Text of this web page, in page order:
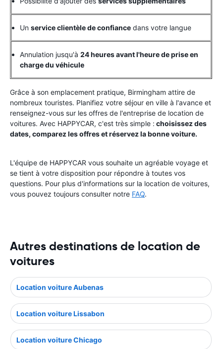
Un service clientèle de confiance dans votre langue
Annulation jusqu'à 24 heures avant l'heure de prise en
charge du véhicule
Grâce à son emplacement pratique, Birmingham attire de
nombreux touristes. Planifiez votre séjour en ville à l'avance et
renseignez-vous sur les offres de l'entreprise de location de
voitures. Avec HAPPYCAR, c'est très simple : choisissez des
dates, comparez les offres et réservez la bonne voiture.
L'équipe de HAPPYCAR vous souhaite un agréable voyage et
se tient à votre disposition pour répondre à toutes vos
questions. Pour plus d'informations sur la location de voitures,
vous pouvez toujours consulter notre FAQ.
Autres destinations de location de
voitures
Location voiture Aubenas
Location voiture Lissabon
Location voiture Chicago